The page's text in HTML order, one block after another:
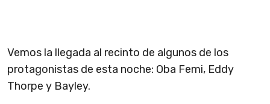
Vemos la llegada al recinto de algunos de los
protagonistas de esta noche: Oba Femi, Eddy
Thorpe y Bayley.